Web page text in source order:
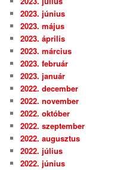
2023. június
2023. május
2023. április
2023. március
2023. február
2023. január
2022. december
2022. november
2022. október
2022. szeptember
2022. augusztus
2022. július
2022. június